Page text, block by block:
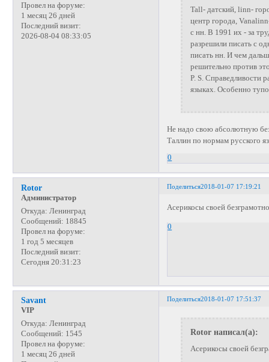
Провел на форуме:
1 месяц 26 дней
Последний визит:
2026-08-04 08:33:05
Tall- датский, linn-
центр города,
с нн. В 1991 их - за
разрешили писать с
писать нн. И чем
решительно против
P. S. Справедливости
языках. Особенно
Не надо свою абсолютную
Таллин по нормам русского
0
Поделиться2018-01-07 17:19:21
Rotor
Администратор
Откуда: Ленинград
Сообщений: 18845
Провел на форуме:
1 год 5 месяцев
Последний визит:
Сегодня 20:31:23
Асерикосы своей
0
Поделиться2018-01-07 17:51:37
Savant
VIP
Откуда: Ленинград
Сообщений: 1545
Провел на форуме:
1 месяц 26 дней
Rotor написал(а):
Асерикосы своей